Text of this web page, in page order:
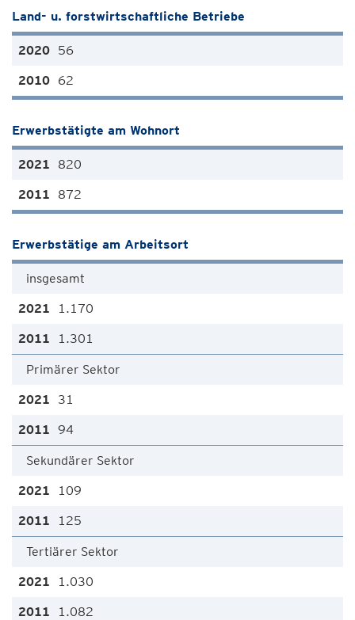
Land- u. forstwirtschaftliche Betriebe
56
62
Erwerbstätigte am Wohnort
820
872
Erwerbstätige am Arbeitsort
insgesamt
1.170
1.301
Primärer Sektor
31
94
Sekundärer Sektor
109
125
Tertiärer Sektor
1.030
1.082